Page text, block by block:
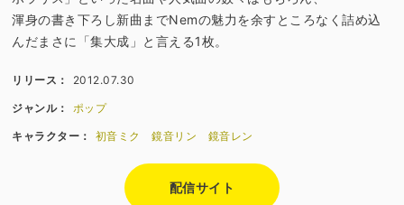
渾身の書き下ろし新曲までNemの魅力を余すところなく詰め込
んだまさに「集大成」と言える1枚。
リリース： 2012.07.30
ジャンル： ポップ
キャラクター： 初音ミク 鏡音リン 鏡音レン
配信サイト